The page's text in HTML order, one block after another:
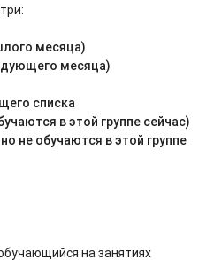
на новый 2026/2027
в «архив»?
и структура
2025 год. План технических
карта]
[дорожная карта]
месяца)
месяца)
списка
в этой группе сейчас)
не обучаются в этой группе
на занятиях